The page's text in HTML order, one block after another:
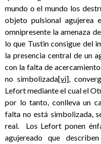
mundo o el mundo los
objeto pulsional agujerea
omnipresente la amenaza
lo que Tustin consigue del
la presencia central de un
con la falta de
no simbolizada[vi],
Lefort mediante el cual el
por lo tanto, conlleva un
falta no está simbolizada,
real. Los Lefort ponen
agujereado que